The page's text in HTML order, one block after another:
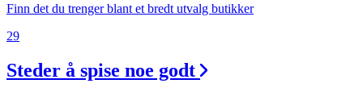
Finn det du trenger blant et bredt utvalg butikker
29
Steder å spise noe godt